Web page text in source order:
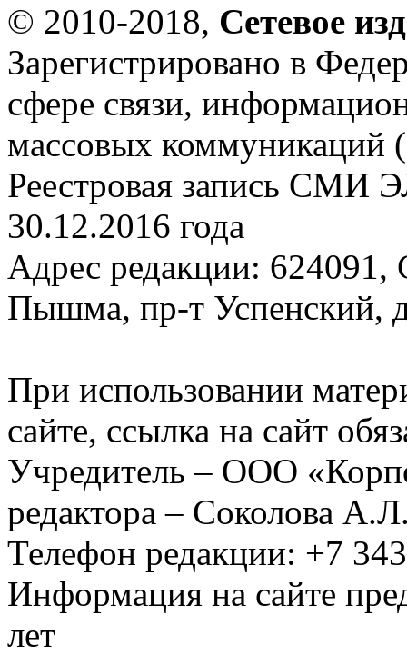
© 2010-2018, Сетевое
Зарегистрировано в
сфере связи,
массовых коммуникаций
Реестровая запись СМИ
30.12.2016 года
Адрес редакции: 624091,
Пышма, пр-т Успенский,
При использовании
сайте, ссылка на сайт
Учредитель – ООО
редактора – Соколова
Телефон редакции: +7
Информация на сайте
лет